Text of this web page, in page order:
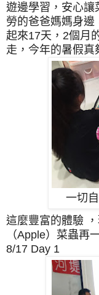
遊邊學習， 安心讓
勞的爸爸媽媽身邊
起來17天，2個月
走，今年的暑假真
一切
這麼豐富的體驗 ，
（Apple）菜蟲再
8/17 Day 1